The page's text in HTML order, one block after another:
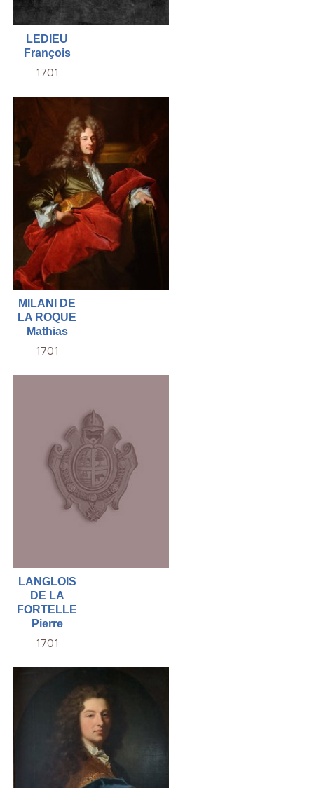
LEDIEU
François
1701
MILANI DE
LA ROQUE
Mathias
1701
LANGLOIS
DE LA
FORTELLE
Pierre
1701